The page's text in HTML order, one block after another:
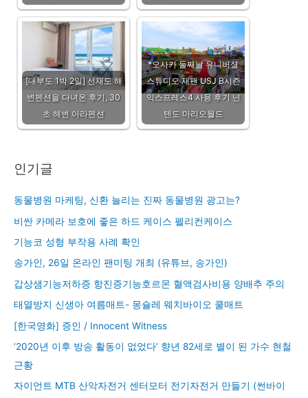
[대부도 1박 2일] 선재도 해
변펜션을 다녀온 후기, 30
초 해변 아라펜션
*오사카 둘째날 유니버셜
스튜디오 재팬 USJ B시즌
익스프레스4 사용 후기 닌
텐도 마리오월드
인기글
동물병원 마케팅, 신환 늘리는 진짜 동물병원 광고는?
비싼 카메라 보호에 좋은 하드 케이스 펠리컨케이스
기능코 성형 부작용 사례 확인
송가인, 26일 온라인 팬미팅 개최 (유튜브, 송가인)
갑상샘기능저하증 항진증기능호르몬 혈액검사비용 양배추 주의
태열방지 신생아 여름매트- 몽슐레 웨치바이오 쿨매트
[한국영화] 증인 / Innocent Witness
‘2020년 이후 방송 활동이 없었다’ 향년 82세로 별이 된 가수 현철
근황
자이언트 MTB 산악자전거 센터모터 전기자전거 만들기 (썬바이